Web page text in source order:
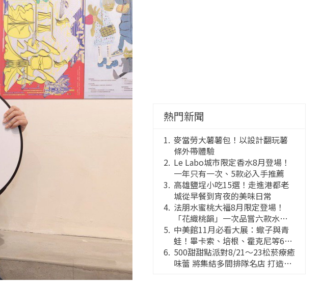
熱門新聞
麥當勞大薯薯包！以設計翻玩薯
條外帶體驗
Le Labo城市限定香水8月登場！
一年只有一次、5款必入手推薦
高雄鹽埕小吃15選！走進港都老
城從早餐到宵夜的美味日常
法朋水蜜桃大福8月限定登場！
「花織桃韻」一次品嘗六款水蜜
桃花果大福
中美館11月必看大展：蠍子與青
蛙！畢卡索、培根、霍克尼等66
件國巨典藏亮相
500甜甜點派對8/21～23松菸療癒
味蕾 將集結多間排隊名店 打造靈